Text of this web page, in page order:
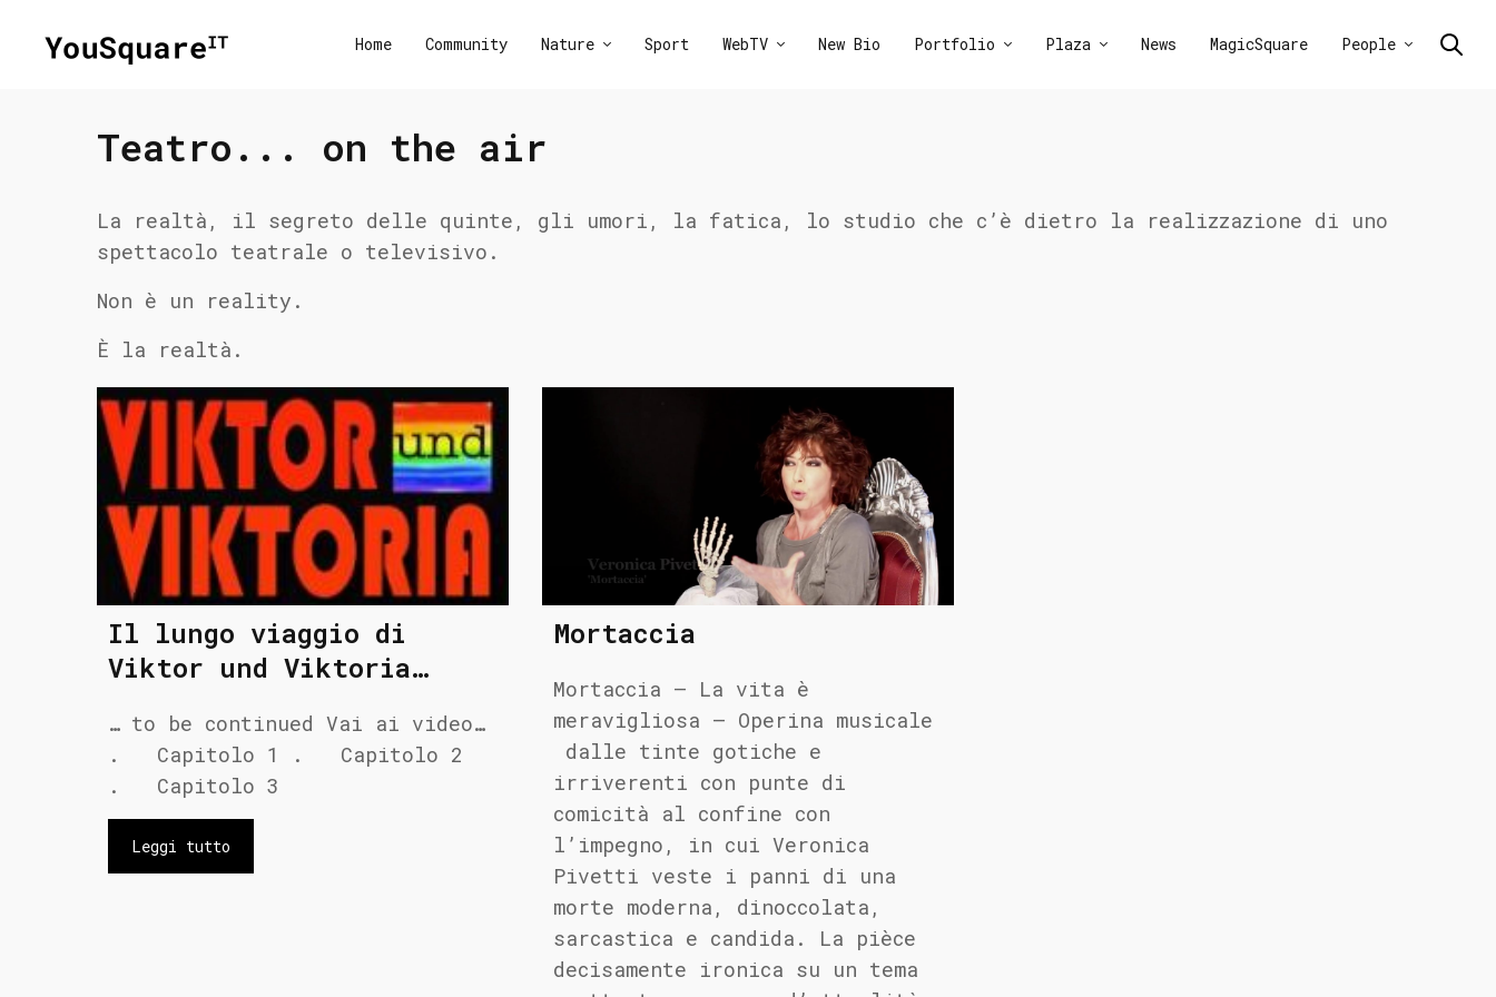
Home Community Nature Sport WebTV New Bio Portfolio Plaza News MagicSquare People
Teatro... on the air
La realtà, il segreto delle quinte, gli umori, la fatica, lo studio che c’è dietro la realizzazione di uno
spettacolo teatrale o televisivo.
Non è un reality.
È la realtà.
Il lungo viaggio di
Viktor und Viktoria…
… to be continued Vai ai video…
. Capitolo 1 . Capitolo 2
. Capitolo 3
Leggi tutto
Mortaccia
Mortaccia – La vita è
meravigliosa – Operina musicale
dalle tinte gotiche e
irriverenti con punte di
comicità al confine con
l’impegno, in cui Veronica
Pivetti veste i panni di una
morte moderna, dinoccolata,
sarcastica e candida. La pièce
decisamente ironica su un tema